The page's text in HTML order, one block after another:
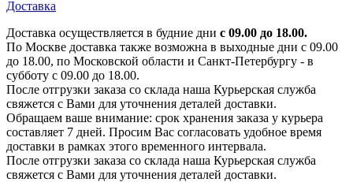
Доставка
Доставка осуществляется в будние дни с 09.00 до 18.00.
По Москве доставка также возможна в выходные дни с 09.00
до 18.00, по Московской области и Санкт-Петербургу - в
субботу с 09.00 до 18.00.
После отгрузки заказа со склада наша Курьерская служба
свяжется с Вами для уточнения деталей доставки.
Обращаем ваше внимание: срок хранения заказа у курьера
составляет 7 дней. Просим Вас согласовать удобное время
доставки в рамках этого временного интервала.
После отгрузки заказа со склада наша Курьерская служба
свяжется с Вами для уточнения деталей доставки.